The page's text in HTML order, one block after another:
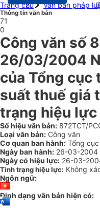
Trang chủ
Văn bản pháp
Thông tin văn bản
71
0
Công văn số
26/03/2004
của Tổng cục
suất thuế giá
trạng hiệu
Số hiệu văn bản: 872TCT/
Loại văn bản: Công văn
Cơ quan ban hành: Tổng
Ngày ban hành: 26-03-2004
Ngày có hiệu lực: 26-03-
Tình trạng hiệu lực: Không
Ngôn ngữ:
Định dạng văn bản hiện có: